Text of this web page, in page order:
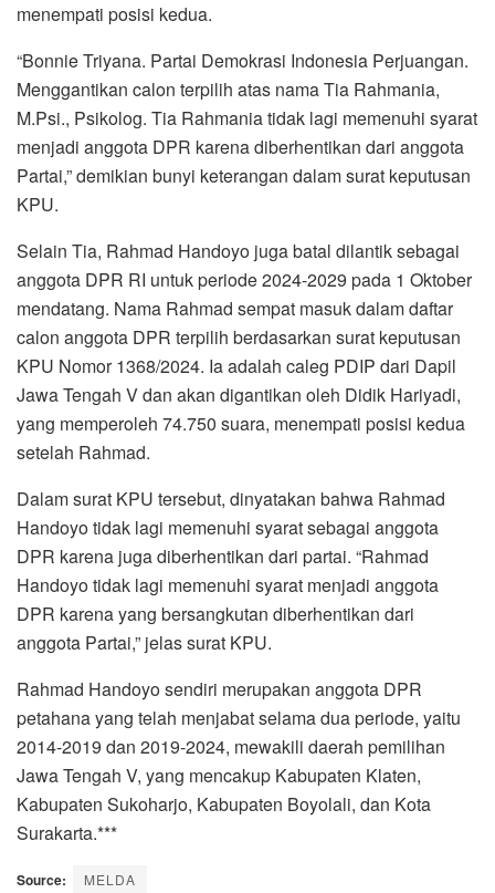
menempati posisi kedua.
“Bonnie Triyana. Partai Demokrasi Indonesia Perjuangan.
Menggantikan calon terpilih atas nama Tia Rahmania,
M.Psi., Psikolog. Tia Rahmania tidak lagi memenuhi syarat
menjadi anggota DPR karena diberhentikan dari anggota
Partai,” demikian bunyi keterangan dalam surat keputusan
KPU.
Selain Tia, Rahmad Handoyo juga batal dilantik sebagai
anggota DPR RI untuk periode 2024-2029 pada 1 Oktober
mendatang. Nama Rahmad sempat masuk dalam daftar
calon anggota DPR terpilih berdasarkan surat keputusan
KPU Nomor 1368/2024. Ia adalah caleg PDIP dari Dapil
Jawa Tengah V dan akan digantikan oleh Didik Hariyadi,
yang memperoleh 74.750 suara, menempati posisi kedua
setelah Rahmad.
Dalam surat KPU tersebut, dinyatakan bahwa Rahmad
Handoyo tidak lagi memenuhi syarat sebagai anggota
DPR karena juga diberhentikan dari partai. “Rahmad
Handoyo tidak lagi memenuhi syarat menjadi anggota
DPR karena yang bersangkutan diberhentikan dari
anggota Partai,” jelas surat KPU.
Rahmad Handoyo sendiri merupakan anggota DPR
petahana yang telah menjabat selama dua periode, yaitu
2014-2019 dan 2019-2024, mewakili daerah pemilihan
Jawa Tengah V, yang mencakup Kabupaten Klaten,
Kabupaten Sukoharjo, Kabupaten Boyolali, dan Kota
Surakarta.***
Source: MELDA